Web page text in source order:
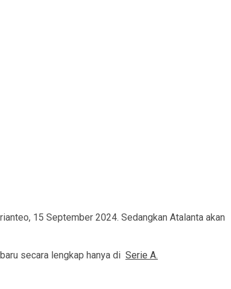
15 September 2024. Sedangkan Atalanta akan
secara lengkap hanya di Serie A.